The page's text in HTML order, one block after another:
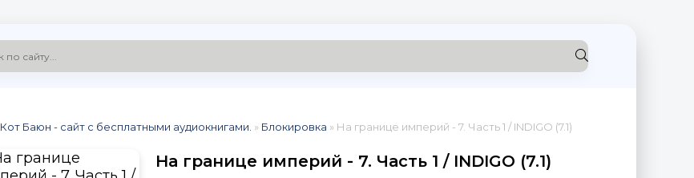
Кот Баюн - сайт с бесплатными аудиокнигами. » Блокировка » На границе империй - 7. Часть 1 / INDIGO (7.1)
На границе империй - 7. Часть 1 / INDIGO (7.1)